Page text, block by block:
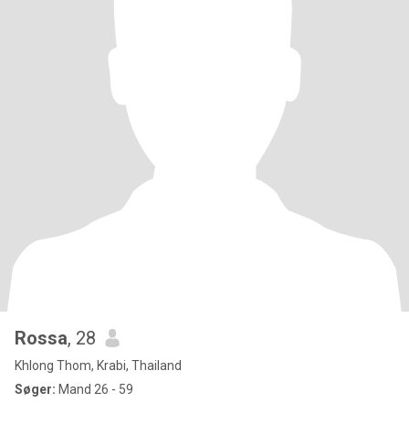
Rossa, 28
Khlong Thom, Krabi, Thailand
Søger: Mand 26 - 59